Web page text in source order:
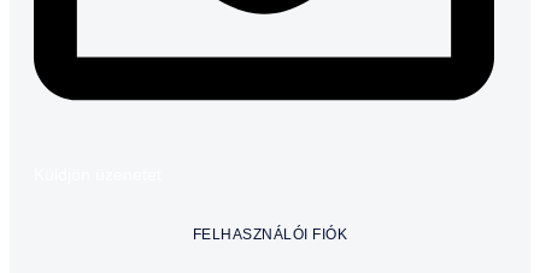
FELHASZNÁLÓI FIÓK